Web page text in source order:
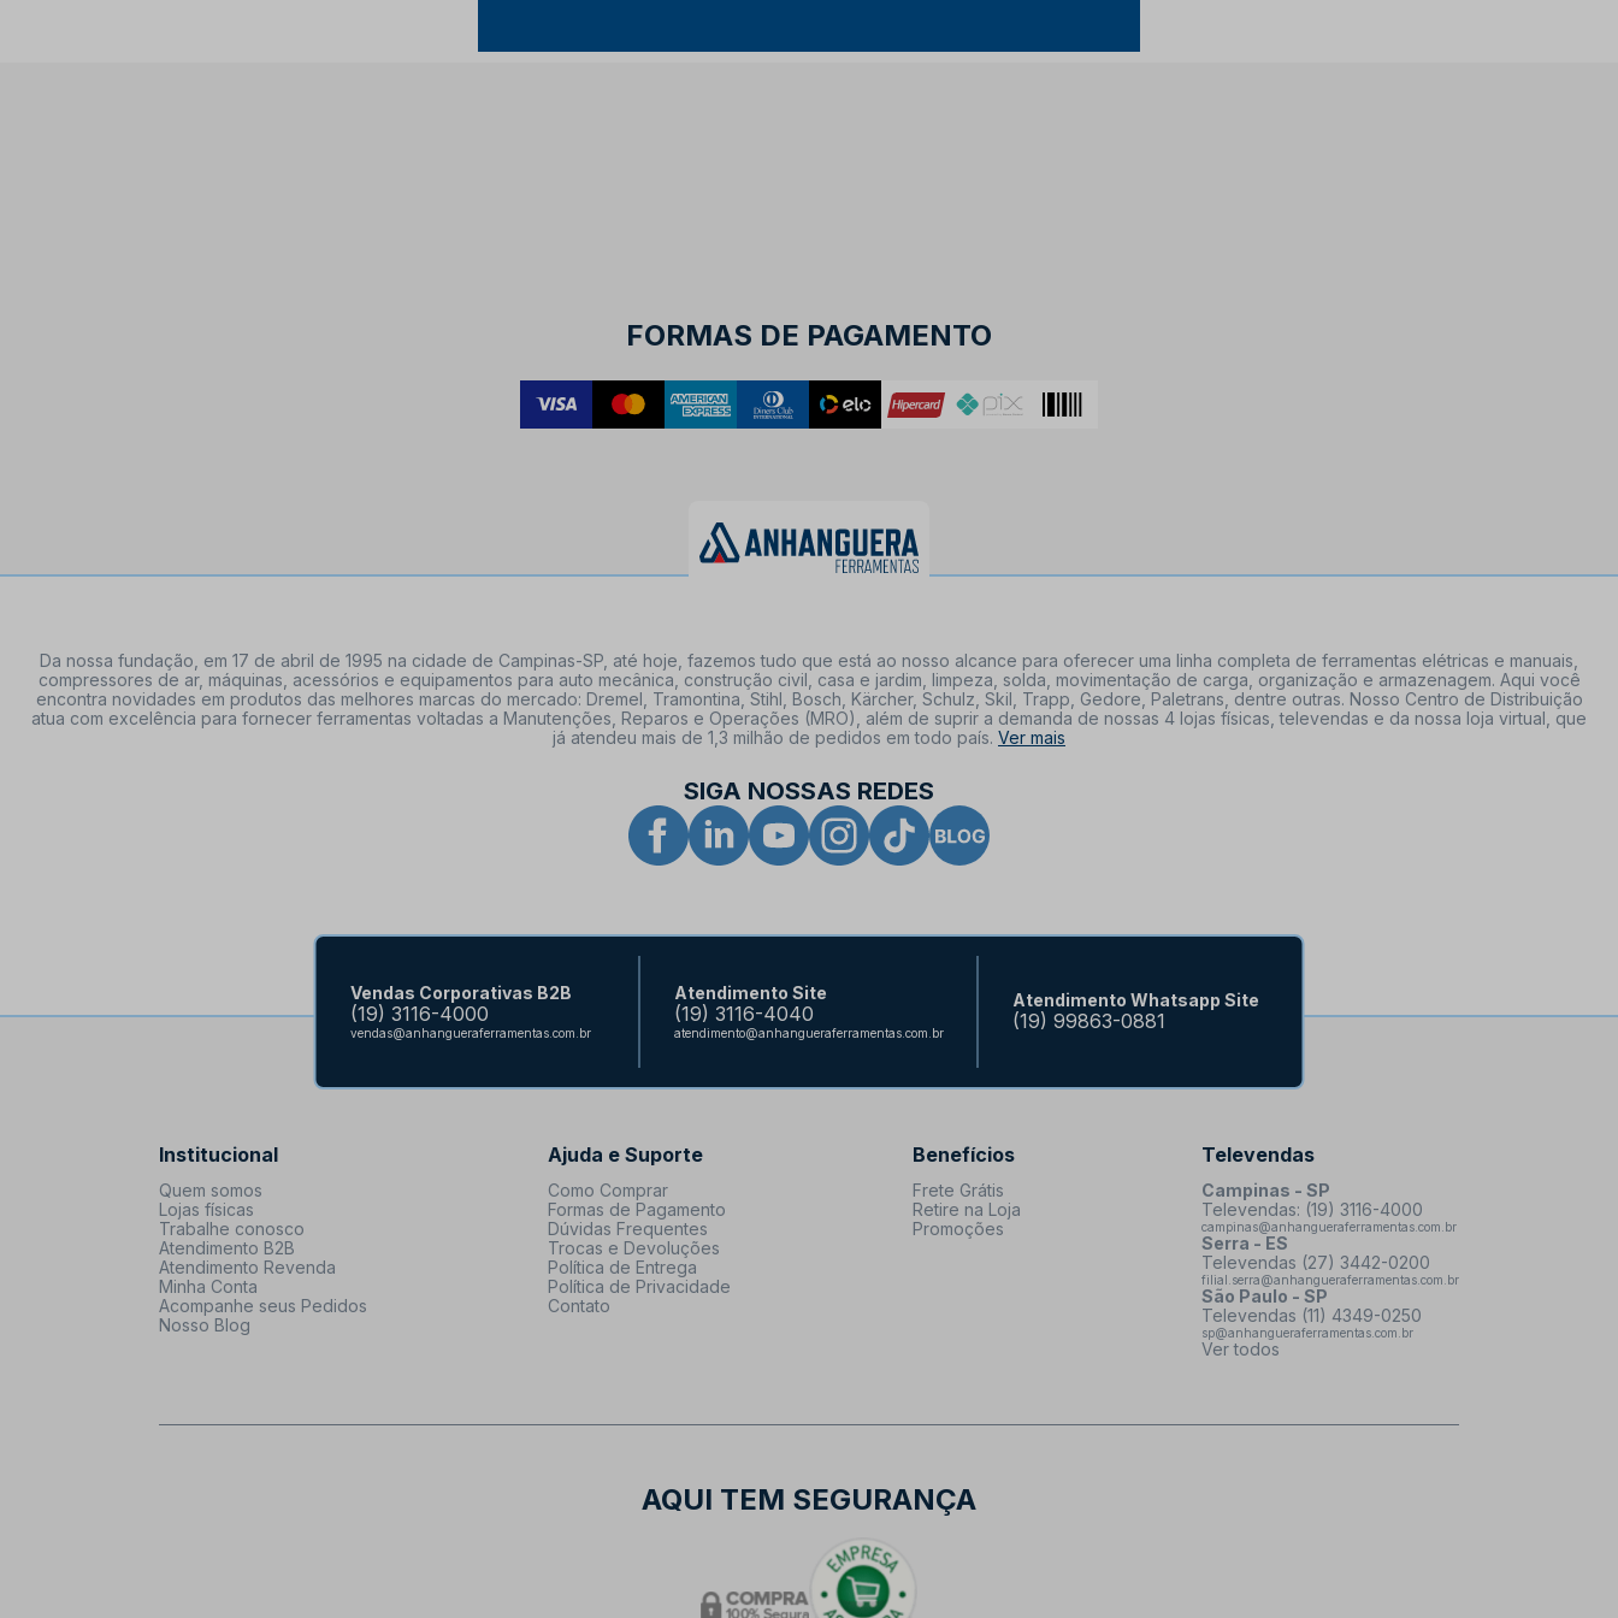
FORMAS DE PAGAMENTO
Da nossa fundação, em 17 de abril de 1995 na cidade de Campinas-SP, até hoje, fazemos tudo que está ao nosso alcance para oferecer uma linha completa de ferramentas elétricas e manuais,
compressores de ar, máquinas, acessórios e equipamentos para auto mecânica, construção civil, casa e jardim, limpeza, solda, movimentação de carga, organização e armazenagem. Aqui você
encontra novidades em produtos das melhores marcas do mercado: Dremel, Tramontina, Stihl, Bosch, Kärcher, Schulz, Skil, Trapp, Gedore, Paletrans, dentre outras. Nosso Centro de Distribuição
atua com excelência para fornecer ferramentas voltadas a Manutenções, Reparos e Operações (MRO), além de suprir a demanda de nossas 4 lojas físicas, televendas e da nossa loja virtual, que
já atendeu mais de 1,3 milhão de pedidos em todo país. Ver mais
SIGA NOSSAS REDES
Vendas Corporativas B2B
(19) 3116-4000
vendas@anhangueraferramentas.com.br
Atendimento Site
(19) 3116-4040
atendimento@anhangueraferramentas.com.br
Atendimento Whatsapp Site
(19) 99863-0881
Institucional
Quem somos
Lojas físicas
Trabalhe conosco
Atendimento B2B
Atendimento Revenda
Minha Conta
Acompanhe seus Pedidos
Nosso Blog
Ajuda e Suporte
Como Comprar
Formas de Pagamento
Dúvidas Frequentes
Trocas e Devoluções
Política de Entrega
Política de Privacidade
Contato
Benefícios
Frete Grátis
Retire na Loja
Promoções
Televendas
Campinas - SP
Televendas: (19) 3116-4000
campinas@anhangueraferramentas.com.br
Serra - ES
Televendas (27) 3442-0200
filial.serra@anhangueraferramentas.com.br
São Paulo - SP
Televendas (11) 4349-0250
sp@anhangueraferramentas.com.br
Ver todos
AQUI TEM SEGURANÇA